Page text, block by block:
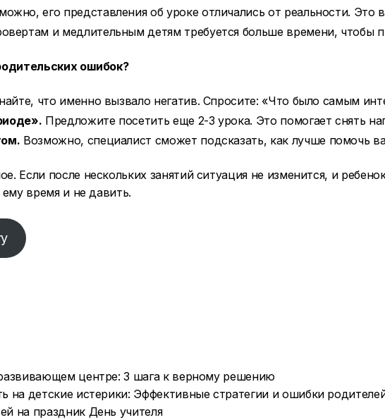
его представления об уроке отличались от реальности.
и медлительным детям требуется больше времени, чтобы
ошибок?
что именно вызвало негатив. Спросите: «Что было самым
Предложите посетить еще 2-3 урока. Это помогает снять
Возможно, специалист сможет подсказать, как лучше помочь
Если после нескольких занятий ситуация не изменится, и
время и не давить.
на детские истерики: Эффективные стратегии и ошибки
на праздник День учителя